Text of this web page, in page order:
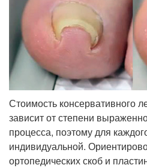
Стоимость консервативного
зависит от степени
процесса, поэтому для
индивидуальной.
ортопедических скоб и